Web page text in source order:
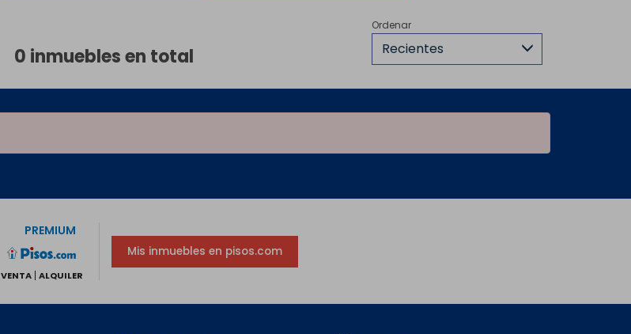
0 inmuebles en total
Ordenar
Recientes
PREMIUM
VENTA ALQUILER
Mis inmuebles en pisos.com